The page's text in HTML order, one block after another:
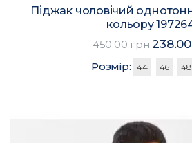
Піджак чоловічий
кольору
450.00 грн
Розмір: 44 46 48